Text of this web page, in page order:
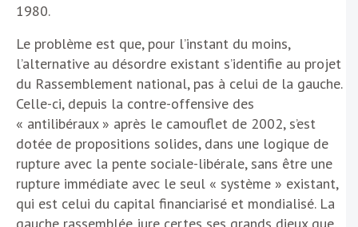
1980.
Le problème est que, pour l’instant du moins,
l’alternative au désordre existant s’identifie au projet
du Rassemblement national, pas à celui de la gauche.
Celle-ci, depuis la contre-offensive des
« antilibéraux » après le camouflet de 2002, s’est
dotée de propositions solides, dans une logique de
rupture avec la pente sociale-libérale, sans être une
rupture immédiate avec le seul « système » existant,
qui est celui du capital financiarisé et mondialisé. La